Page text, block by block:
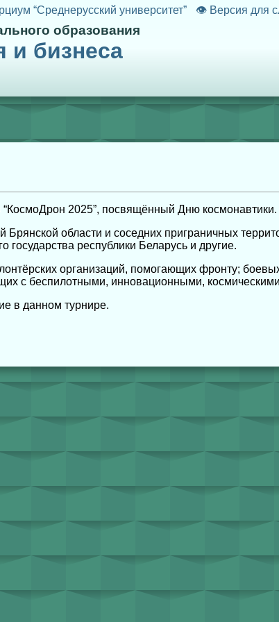
“Среднерусский университет” 👁Версия для
образования
и бизнеса
2025”, посвящённый Дню космонавтики.
области и соседних приграничных
государства республики Беларусь и другие.
организаций, помогающих фронту;
с беспилотными, инновационными,
в данном турнире.